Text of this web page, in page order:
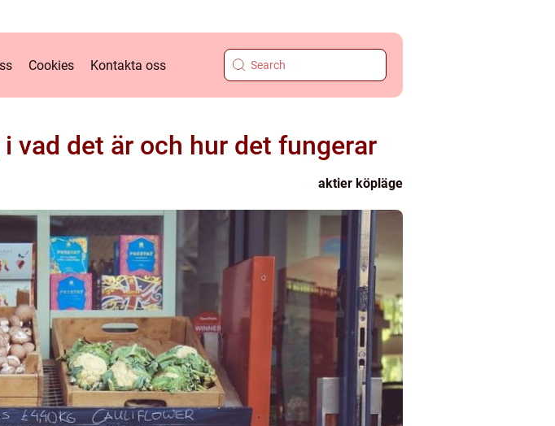
Cookies Kontakta oss
vad det är och hur det fungerar
aktier köpläge